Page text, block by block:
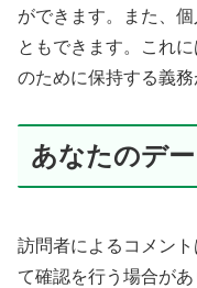
ができます。また、
ともできます。これ
のために保持する義務
あなたのデ
訪問者によるコメン
て確認を行う場合があ